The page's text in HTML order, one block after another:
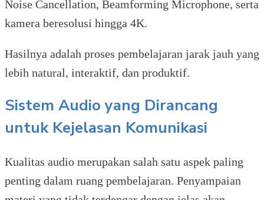
Noise Cancellation, Beamforming Microphone, serta
kamera beresolusi hingga 4K.
Hasilnya adalah proses pembelajaran jarak jauh yang
lebih natural, interaktif, dan produktif.
Sistem Audio yang Dirancang
untuk Kejelasan Komunikasi
Kualitas audio merupakan salah satu aspek paling
penting dalam ruang pembelajaran. Penyampaian